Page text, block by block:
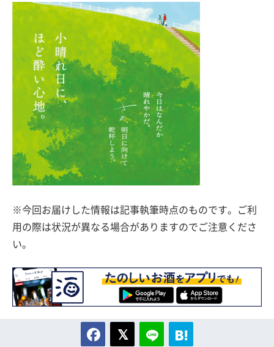
※今回お届けした情報は記事執筆時点のものです。ご利
用の際は状況が異なる場合がありますのでご注意くださ
い。